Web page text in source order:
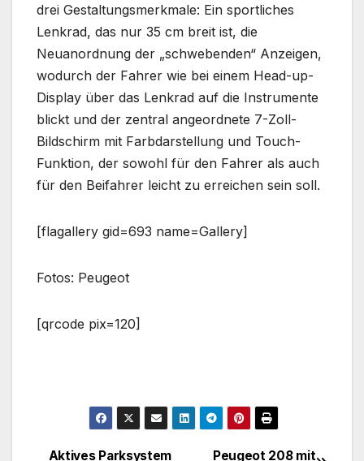
drei Gestaltungsmerkmale: Ein sportliches
Lenkrad, das nur 35 cm breit ist, die
Neuanordnung der „schwebenden“ Anzeigen,
wodurch der Fahrer wie bei einem Head-up-
Display über das Lenkrad auf die Instrumente
blickt und der zentral angeordnete 7-Zoll-
Bildschirm mit Farbdarstellung und Touch-
Funktion, der sowohl für den Fahrer als auch
für den Beifahrer leicht zu erreichen sein soll.
[flagallery gid=693 name=Gallery]
Fotos: Peugeot
[qrcode pix=120]
Peugeot 208 mit
Aktives Parksystem